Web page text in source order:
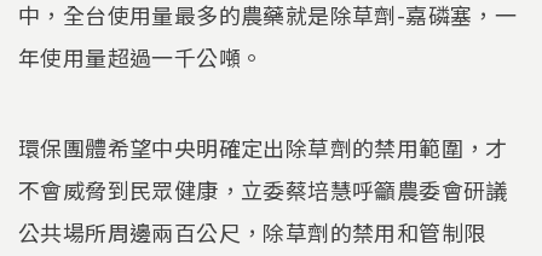
中，全台使用量最多的農藥就是除草劑-嘉磷塞，一
年使用量超過一千公噸。
環保團體希望中央明確定出除草劑的禁用範圍，才
不會威脅到民眾健康，立委蔡培慧呼籲農委會研議
公共場所周邊兩百公尺，除草劑的禁用和管制限